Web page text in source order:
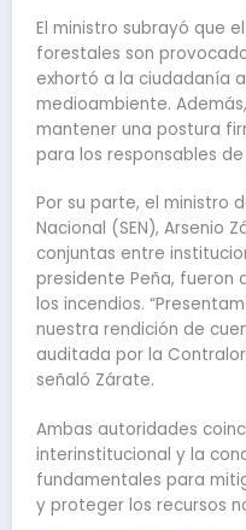
El ministro subrayó que
forestales son
exhortó a la ciudadanía
medioambiente.
mantener una postura
para los responsables
Por su parte, el ministro
Nacional (SEN), Arsenio
conjuntas entre
presidente Peña,
los incendios.
nuestra rendición de
auditada por la
señaló Zárate.
Ambas autoridades
interinstitucional y la
fundamentales para
y proteger los recursos